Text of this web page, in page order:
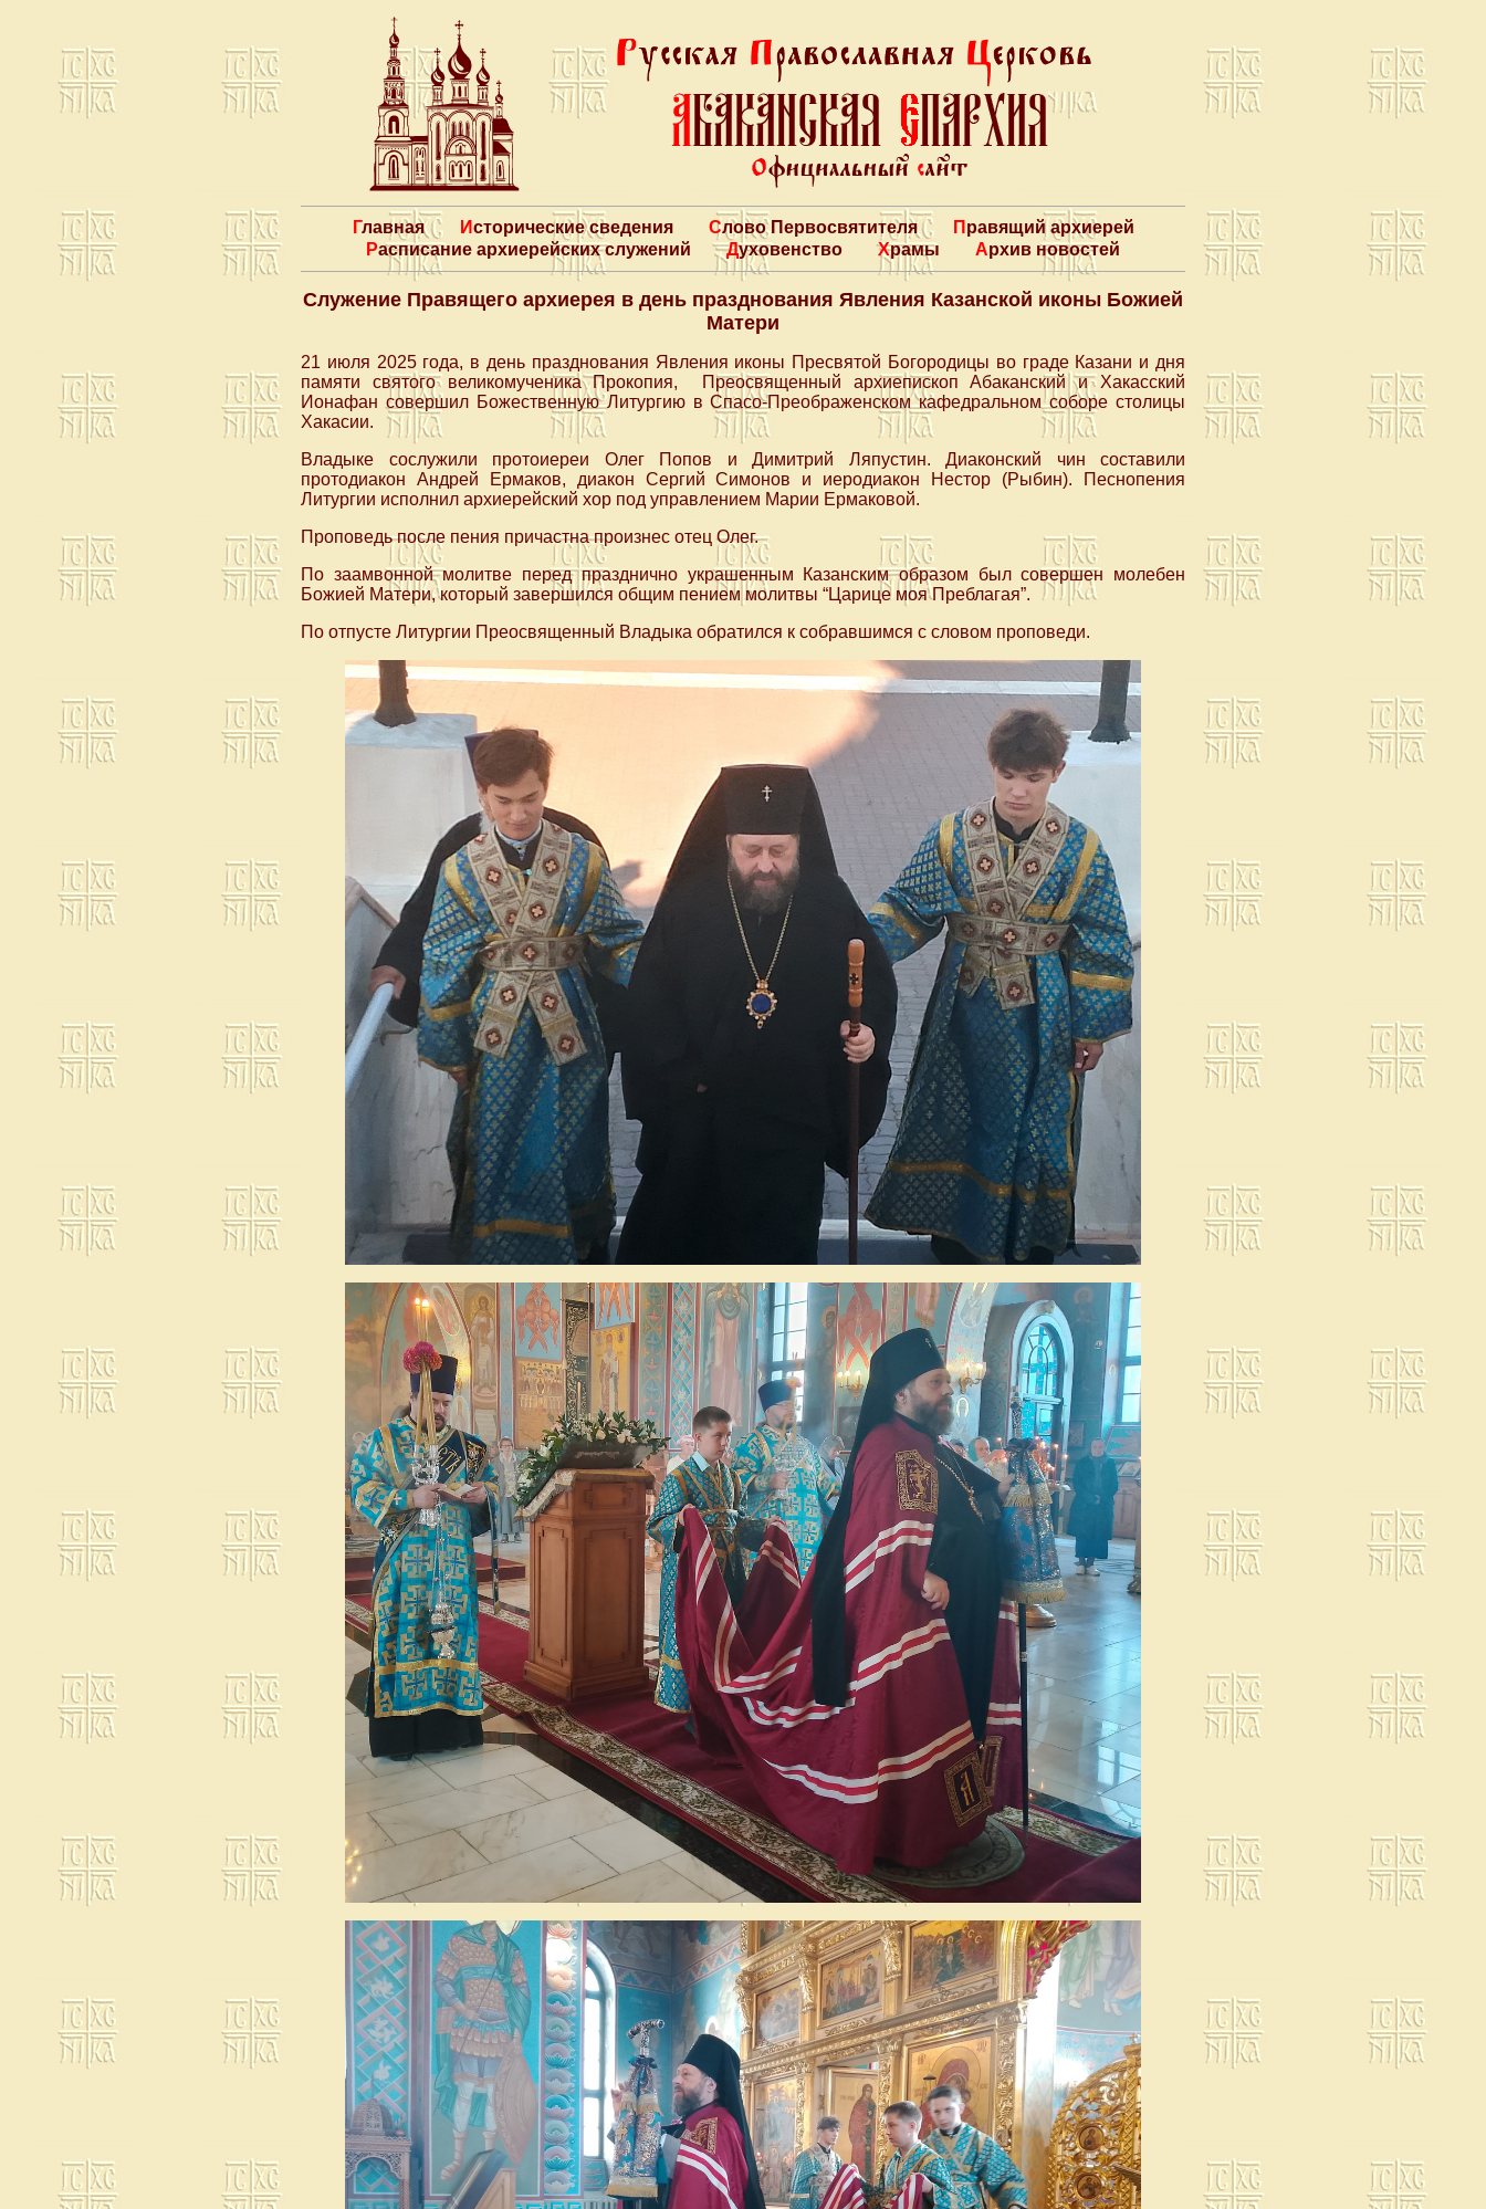
Главная Исторические сведения Слово Первосвятителя
Правящий архиерей
Расписание архиерейских служений
Духовенство Храмы Архив новостей
Служение Правящего архиерея в день празднования Явления Казанской иконы Божией
Матери
21 июля 2025 года, в день празднования Явления иконы Пресвятой Богородицы во граде Казани и дня
памяти святого великомученика Прокопия, Преосвященный архиепископ Абаканский и Хакасский
Ионафан совершил Божественную Литургию в Спасо-Преображенском кафедральном соборе столицы
Хакасии.
Владыке сослужили протоиереи Олег Попов и Димитрий Ляпустин. Диаконский чин составили
протодиакон Андрей Ермаков, диакон Сергий Симонов и иеродиакон Нестор (Рыбин). Песнопения
Литургии исполнил архиерейский хор под управлением Марии Ермаковой.
Проповедь после пения причастна произнес отец Олег.
По заамвонной молитве перед празднично украшенным Казанским образом был совершен молебен
Божией Матери, который завершился общим пением молитвы “Царице моя Преблагая”.
По отпусте Литургии Преосвященный Владыка обратился к собравшимся с словом проповеди.